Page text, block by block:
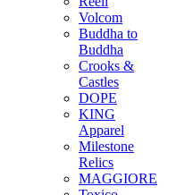
Volcom
Buddha to
Buddha
Crooks &
Castles
DOPE
KING
Apparel
Milestone
Relics
MAGGIORE